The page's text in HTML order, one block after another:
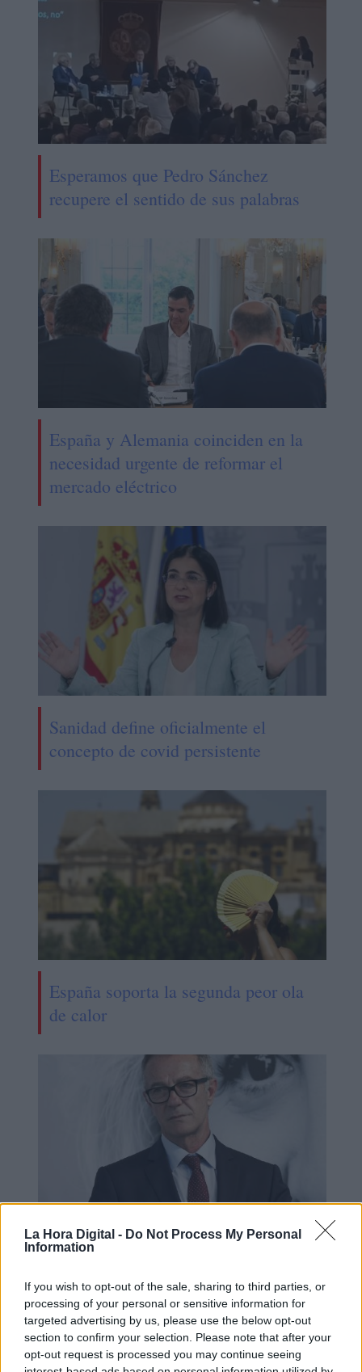
La Hora Digital - Do Not Process My Personal
Information
If you wish to opt-out of the sale, sharing to third parties, or
processing of your personal or sensitive information for
targeted advertising by us, please use the below opt-out
section to confirm your selection. Please note that after your
opt-out request is processed you may continue seeing
Esperamos que Pedro Sánchez
recupere el sentido de sus palabras
España y Alemania coinciden en la
necesidad urgente de reformar el
mercado eléctrico
Sanidad define oficialmente el
concepto de covid persistente
España soporta la segunda peor ola
de calor
Fallece el exministro de cultura José
Guirao